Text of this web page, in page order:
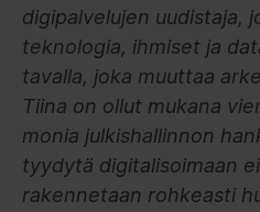
digipalvelujen uudistaja,
teknologia, ihmiset ja
tavalla, joka muuttaa
Tiina on ollut mukana
monia julkishallinnon
tyydytä digitalisoimaan
rakennetaan rohkeasti